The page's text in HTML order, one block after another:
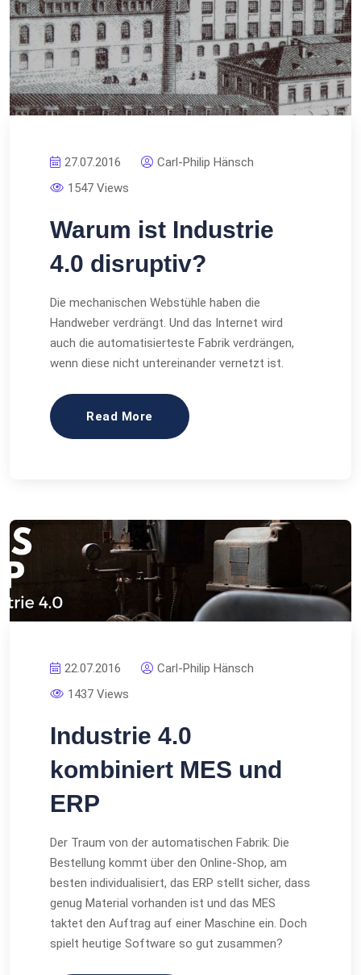
27.07.2016
Carl-Philip Hänsch
1547 Views
Warum ist Industrie
4.0 disruptiv?
Die mechanischen Webstühle haben die
Handweber verdrängt. Und das Internet wird
auch die automatisierteste Fabrik verdrängen,
wenn diese nicht untereinander vernetzt ist.
Read More
22.07.2016
Carl-Philip Hänsch
1437 Views
Industrie 4.0
kombiniert MES und
ERP
Der Traum von der automatischen Fabrik: Die
Bestellung kommt über den Online-Shop, am
besten individualisiert, das ERP stellt sicher, dass
genug Material vorhanden ist und das MES
taktet den Auftrag auf einer Maschine ein. Doch
spielt heutige Software so gut zusammen?